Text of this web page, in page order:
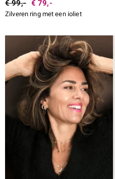
€ 99,- € 79,-
Zilveren ring met een ioliet